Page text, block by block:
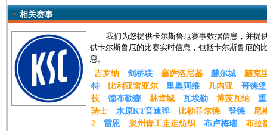
相关赛事
我们为您提供卡尔斯鲁厄赛事数据信息，并提
供卡尔斯鲁厄的比赛实时信息，包括卡尔斯鲁厄的
息。
吉罗纳
剑桥联 塞萨洛尼基 赫尔城
赫克
特
比利亚雷亚尔 里奥阿维 几内亚
哥德堡
技
德布勒森 林肯城 瓦埃勒 博茨瓦纳
骑士
水原KT音速弹 比勒菲尔德 登德
尼
2
雷恩 泉州青工走走纺织 布卢梅瑙
布拉